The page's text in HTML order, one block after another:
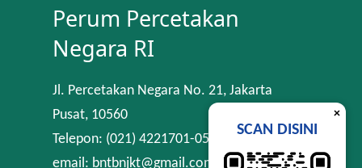
Perum Percetakan
Negara RI
Jl. Percetakan Negara No. 21, Jakarta
Pusat, 10560
Telepon: (021) 4221701-05
email: bntbnjkt@gmail.com
×
SCAN DISINI